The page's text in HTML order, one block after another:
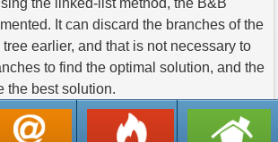
It can discard the branches of the
earlier, and that is not necessary to
to find the optimal solution, and the
the best solution.
返回列表